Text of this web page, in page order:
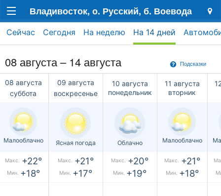
Владивосток, о. Русский, б. Воевода
Сейчас Сегодня На неделю На 14 дней
Подсказки
08 августа – 14 августа
08 августа
суббота
09 августа
воскресенье
10 августа
понедельник
11 августа
вторник
Малооблачно Ясная погода Облачно Малооблачно
Макс. +22°
Мин. +18°
Макс. +21°
Мин. +17°
Макс. +20°
Мин. +19°
Макс. +21°
Мин. +18°